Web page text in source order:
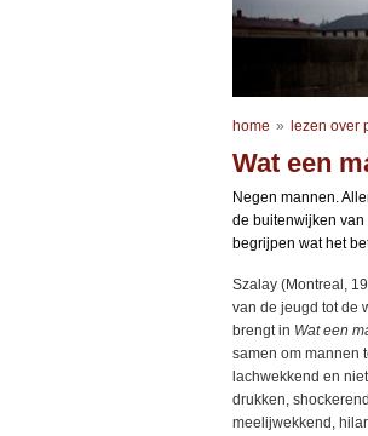
home » lezen over
Wat een
Negen mannen.
de buitenwijken
begrijpen wat het
Szalay (Montreal,
van de jeugd tot de
brengt in Wat een
samen om mannen
lachwekkend en
drukken,
meelijwekkend,